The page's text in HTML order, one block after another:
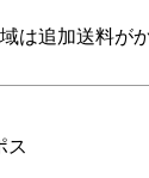
は追加送料が
ス